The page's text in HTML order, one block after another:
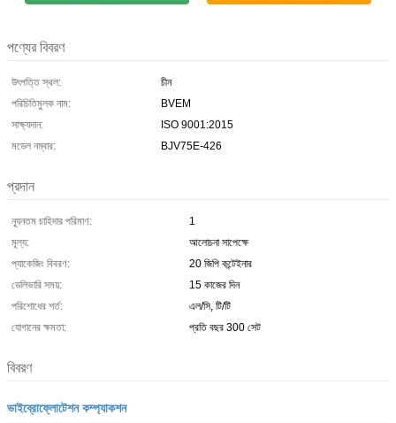
পণ্যের বিবরণ
উৎপত্তি স্থল:
চীন
পরিচিতিমুলক নাম:
BVEM
সাক্ষ্যদান:
ISO 9001:2015
মডেল নম্বার:
BJV75E-426
প্রদান
ন্যূনতম চাহিদার পরিমাণ:
1
মূল্য:
আলোচনা সাপেক্ষে
প্যাকেজিং বিবরণ:
20 জিপি কন্টেইনার
ডেলিভারি সময়:
15 কাজের দিন
পরিশোধের শর্ত:
এল/সি, টি/টি
যোগানের ক্ষমতা:
প্রতি বছর 300 সেট
বিবরণ
ভাইব্রোফ্লোটেশন কম্প্যাকশন